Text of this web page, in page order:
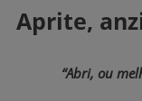
Aprite,
“Abri, ou